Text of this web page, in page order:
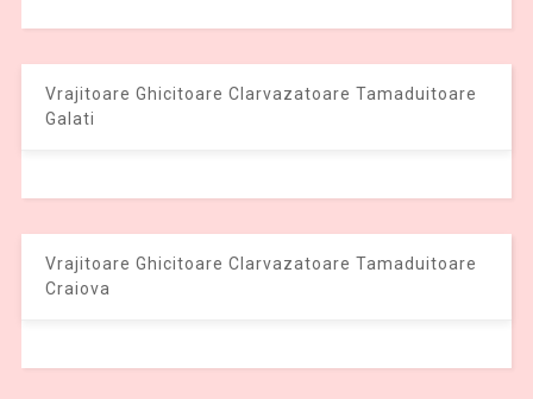
Vrajitoare Ghicitoare Clarvazatoare Tamaduitoare
Galati
Vrajitoare Ghicitoare Clarvazatoare Tamaduitoare
Craiova